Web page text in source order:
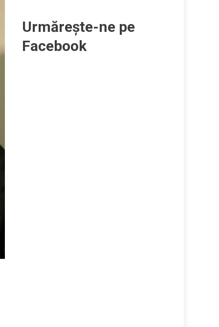
Urmărește-ne pe
Facebook